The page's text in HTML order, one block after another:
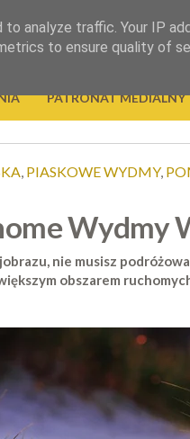
PATRONAT MEDIALNY
, PIASKOWE WYDMY,
Wydmy
nie musisz
obszarem
analyze traffic. Your IP
to ensure quality of